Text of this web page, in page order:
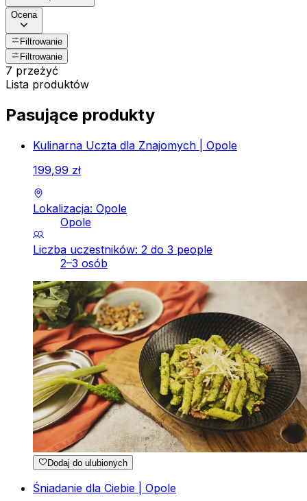
Ocena
Filtrowanie
Filtrowanie
7 przeżyć
Lista produktów
Pasujące produkty
Kulinarna Uczta dla Znajomych | Opole
199,99 zł
Lokalizacja: Opole
Opole
Liczba uczestników: 2 do 3 people
2–3 osób
Dodaj do ulubionych
Śniadanie dla Ciebie | Opole